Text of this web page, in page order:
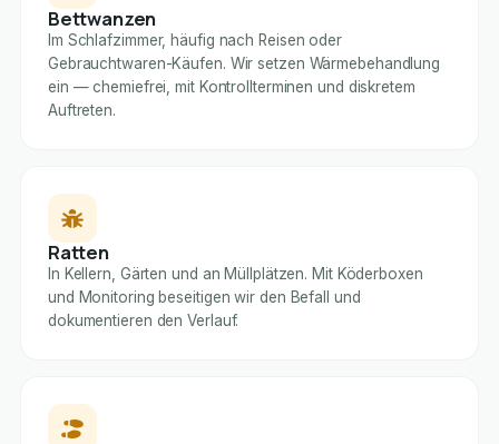
Bettwanzen
Im Schlafzimmer, häufig nach Reisen oder
Gebrauchtwaren-Käufen. Wir setzen Wärmebehandlung
ein — chemiefrei, mit Kontrollterminen und diskretem
Auftreten.
Ratten
In Kellern, Gärten und an Müllplätzen. Mit Köderboxen
und Monitoring beseitigen wir den Befall und
dokumentieren den Verlauf.